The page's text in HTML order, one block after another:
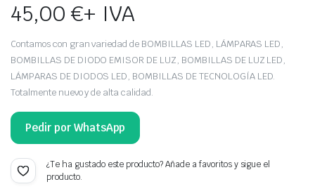
45,00€+ IVA
Contamos con gran variedad de BOMBILLAS LED, LÁMPARAS LED,
BOMBILLAS DE DIODO EMISOR DE LUZ, BOMBILLAS DE LUZ LED,
LÁMPARAS DE DIODOS LED, BOMBILLAS DE TECNOLOGÍA LED.
Totalmente nuevo y de alta calidad.
Pedir por WhatsApp
¿Te ha gustado este producto? Añade a favoritos y sigue el
producto.